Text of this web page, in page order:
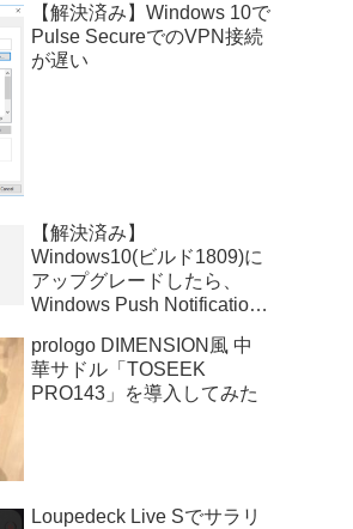
【解決済み】Windows 10で
Pulse SecureでのVPN接続
が遅い
【解決済み】
Windows10(ビルド1809)に
アップグレードしたら、
Windows Push Notifications
prologo DIMENSION風 中
華サドル「TOSEEK
PRO143」を導入してみた
Loupedeck Live Sでサラリ